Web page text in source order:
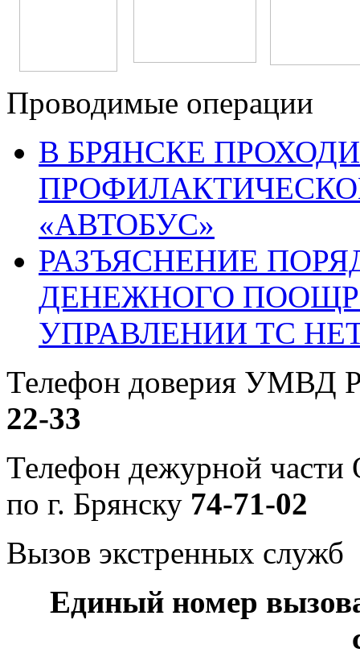
Проводимые операции
В БРЯНСКЕ
«АВТОБУС»
РАЗЪЯСНЕНИЕ
ДЕНЕЖНОГО
УПРАВЛЕНИИ ТС
Телефон доверия УМВД
22-33
Телефон дежурной
по г. Брянску 74-71-02
Вызов экстренных служб
Единый номер